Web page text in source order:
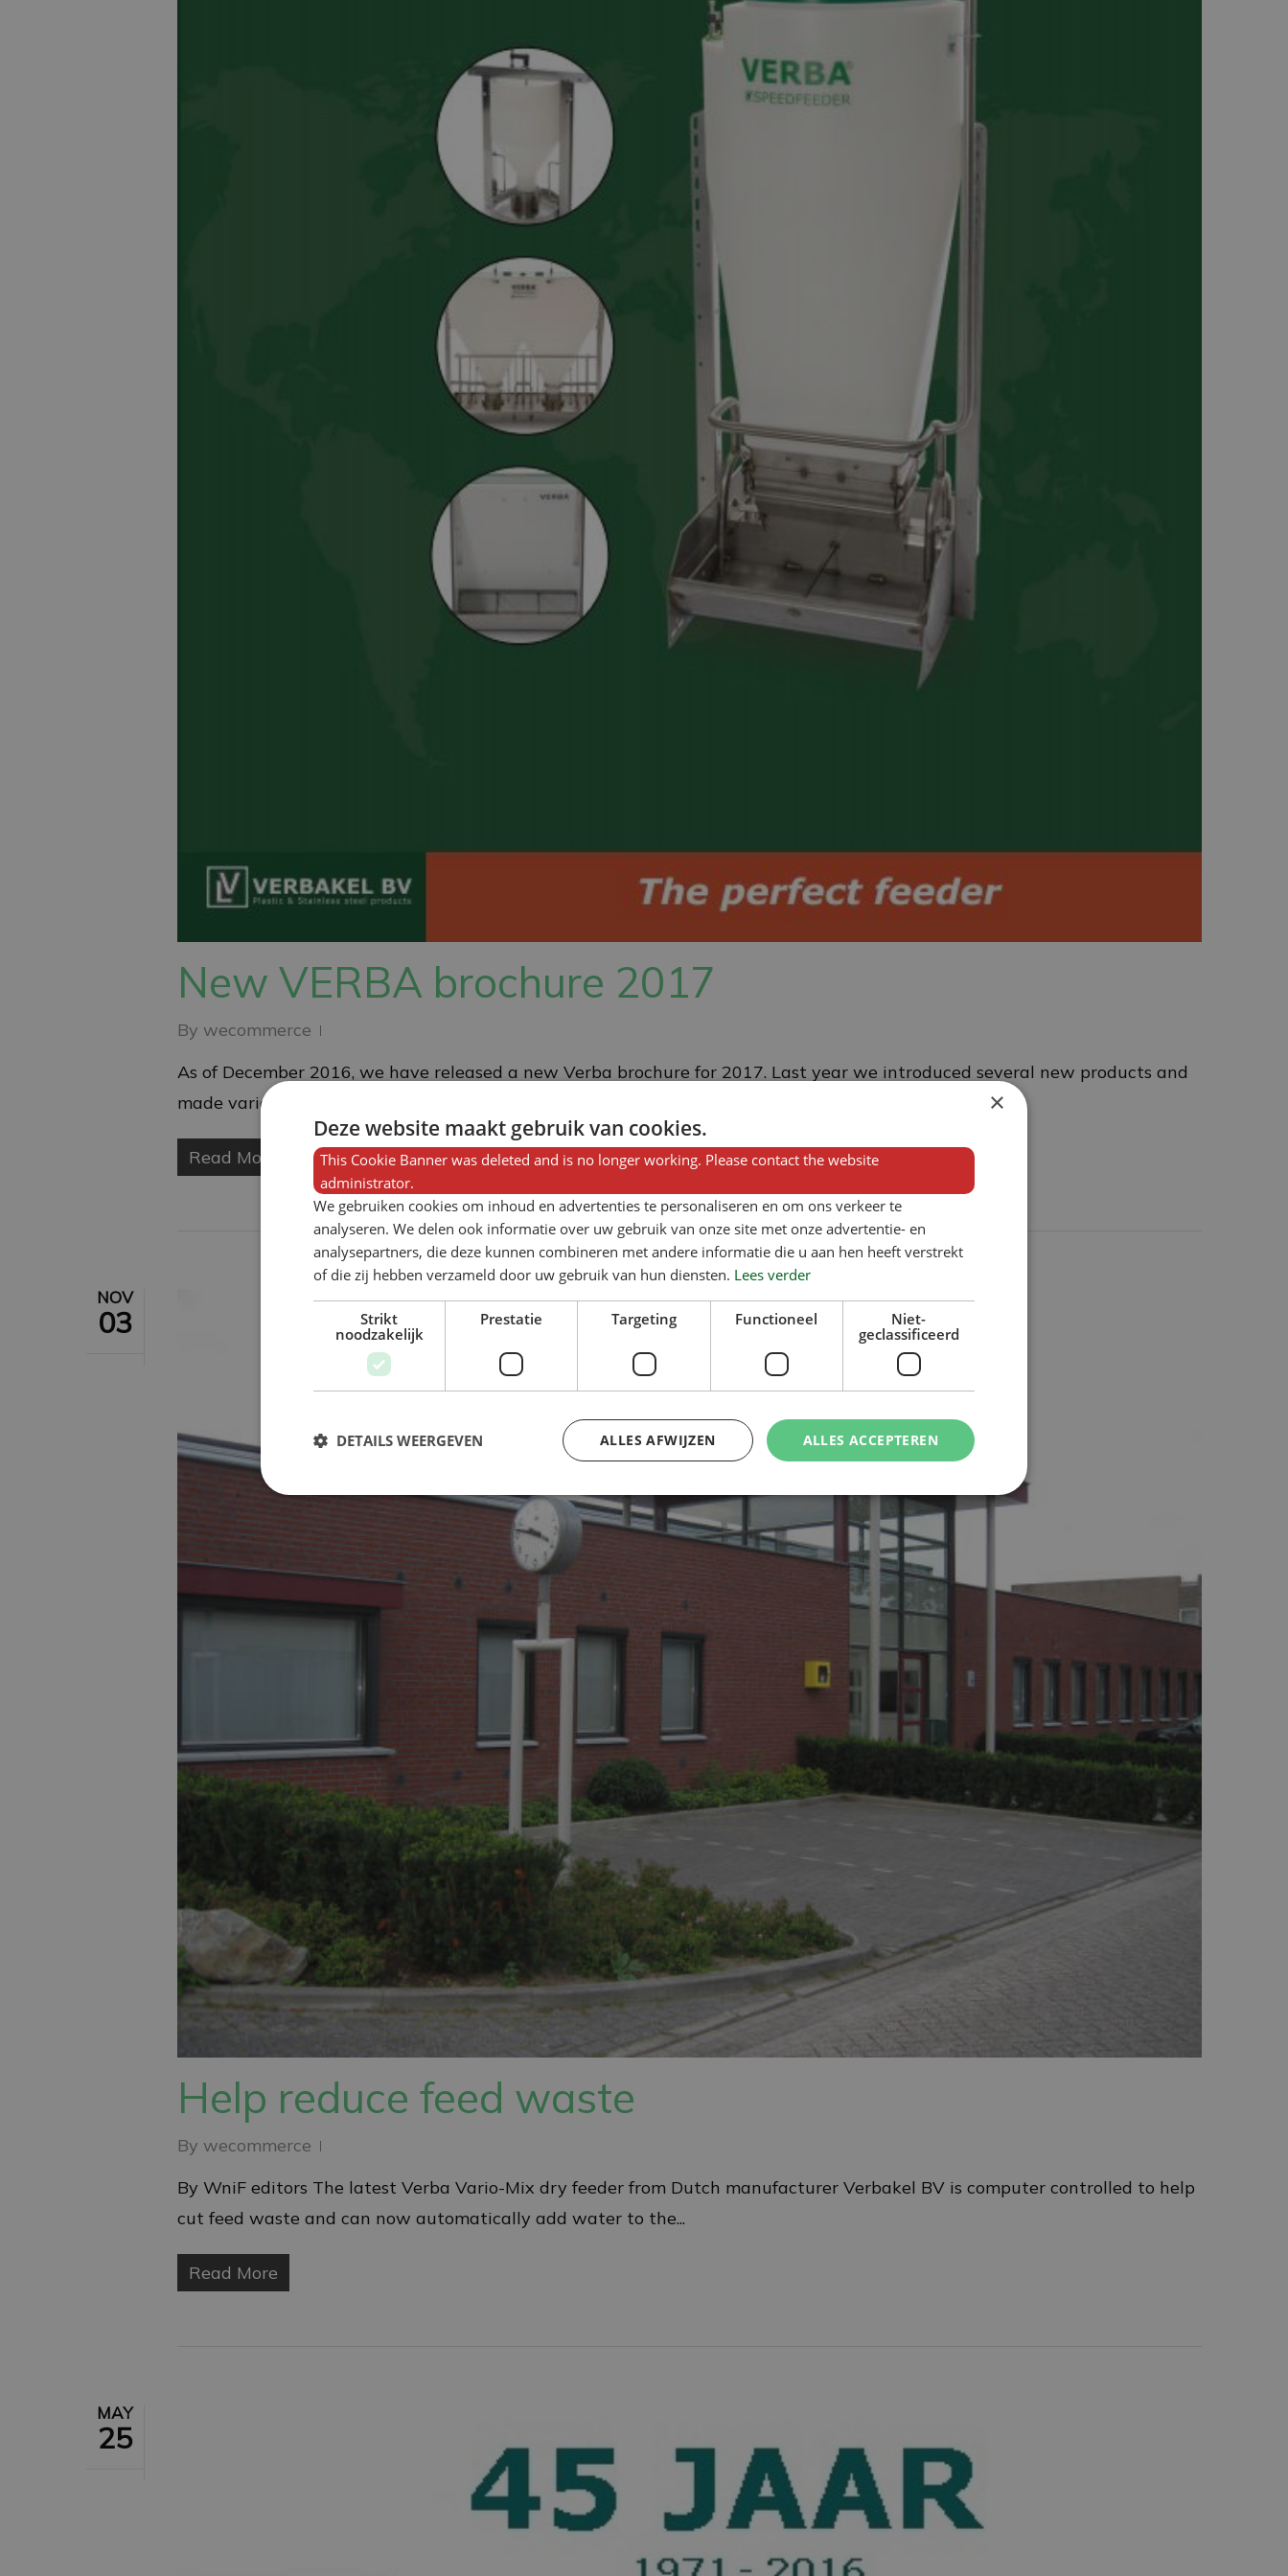
New VERBA brochure 2017
By wecommerce
As of December 2016, we have released a new Verba brochure for 2017. Last year we introduced several new products and
made various adjustments to existing products. The current brochure...
Read More
NOV
03
Help reduce feed waste
By wecommerce
By WniF editors The latest Verba Vario-Mix dry feeder from Dutch manufacturer Verbakel BV is computer controlled to help
cut feed waste and can now automatically add water to the...
Read More
MAY
25
×
Deze website maakt gebruik van cookies.
This Cookie Banner was deleted and is no longer working. Please contact the website
administrator.
We gebruiken cookies om inhoud en advertenties te personaliseren en om ons verkeer te
analyseren. We delen ook informatie over uw gebruik van onze site met onze advertentie- en
analysepartners, die deze kunnen combineren met andere informatie die u aan hen heeft verstrekt
of die zij hebben verzameld door uw gebruik van hun diensten. Lees verder
Strikt
noodzakelijk
Prestatie Targeting Functioneel
Niet-
geclassificeerd
ALLES ACCEPTEREN
ALLES AFWIJZEN
DETAILS WEERGEVEN